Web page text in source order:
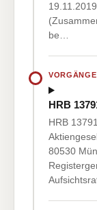
be…
HRB
HRB
80530